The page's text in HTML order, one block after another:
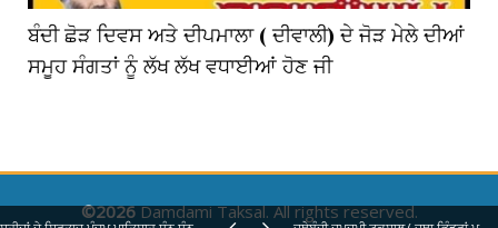
ਬੰਦੀ ਛੋੜ ਦਿਵਸ ਅਤੇ ਦੀਪਮਾਲਾ ( ਦੀਵਾਲੀ) ਦੇ ਜੋੜ ਮੇਲੇ ਦੀਆਂ
ਸਮੂਹ ਸੰਗਤਾਂ ਨੂੰ ਲੱਖ ਲੱਖ ਵਧਾਈਆਂ ਹੋਣ ਜੀ
©2026Damdami Taksal. All rights reserved.